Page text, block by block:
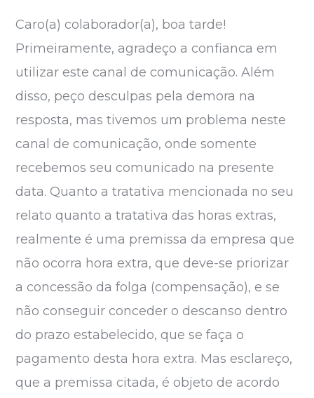
Caro(a) colaborador(a), boa tarde!
Primeiramente, agradeço a confianca em
utilizar este canal de comunicação. Além
disso, peço desculpas pela demora na
resposta, mas tivemos um problema neste
canal de comunicação, onde somente
recebemos seu comunicado na presente
data. Quanto a tratativa mencionada no seu
relato quanto a tratativa das horas extras,
realmente é uma premissa da empresa que
não ocorra hora extra, que deve-se priorizar
a concessão da folga (compensação), e se
não conseguir conceder o descanso dentro
do prazo estabelecido, que se faça o
pagamento desta hora extra. Mas esclareço,
que a premissa citada, é objeto de acordo